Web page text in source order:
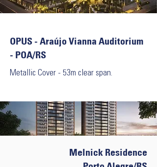
OPUS - Araújo Vianna Auditorium
- POA/RS
Metallic Cover - 53m clear span.
Melnick Residence